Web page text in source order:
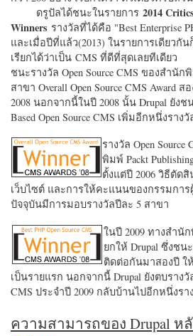
ดรูปัลได้ชนะในรายการ 2014
Winners รางวัลที่ได้คือ "Best Enterprise
และเมื่อปีที่แล้ว(2013) ในรายการเดียวกัน
เรียกได้ว่าเป็น CMS ที่ดีที่สุดเลยทีเดียว
ชนะรางวัล Open Source CMS ของสำนัก
สาขา Overall Open Source CMS Award
2008 นอกจากนี้ในปี 2008 นั้น Drupal ยังช
Based Open Source CMS เพิ่มอีกหนึ่งราง
รางวัล Open
พิมพ์ Packt
ตั้งแต่ปี 2006 วิธีตัด
เว็บไซต์ และการให้คะแนนของกรรมกา
ปัจจุบันมีการมอบรางวัลปีละ 5 สาขา
ในปี 2009 ทางสำนัก
ยกให้ Drupal ซึ่งชนะ
ติดต่อกันมาสองปี ใ
เป็นรายแรก นอกจากนี้ Drupal ยังตบรางวัล
CMS ประจำปี 2009 กลับบ้านไปอีกหนึ่งรา
ความสามารถของ Drupal ห